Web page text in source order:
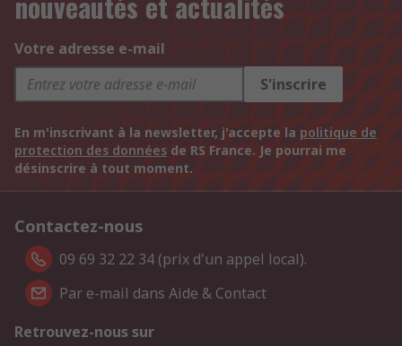
Votre adresse e-mail
S'inscrire
En m'inscrivant à la newsletter, j'accepte la politique de
protection des données de RS France. Je pourrai me
désinscrire à tout moment.
Contactez-nous
09 69 32 22 34 (prix d'un appel local).
Par e-mail dans Aide & Contact
Retrouvez-nous sur